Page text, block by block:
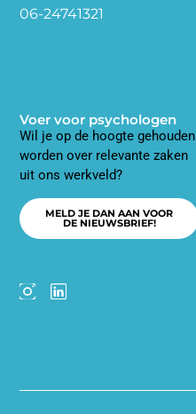
06-24741321
Voer voor psychologen
Wil je op de hoogte gehouden
worden over relevante zaken
uit ons werkveld?
MELD JE DAN AAN VOOR
DE NIEUWSBRIEF!